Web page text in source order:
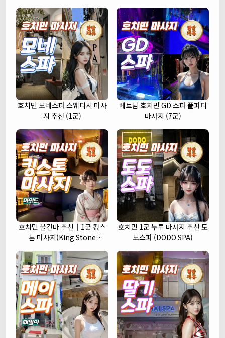
호치민 모네스파 스웨디시 마사
지 추천 (1군)
베트남 호치민 GD 스파 풀파티
마사지 (7군)
호치민 불건마 추천｜1군 킹스
톤 마사지(King Stone
호치민 1군 누루 마사지 추천 도
도스파 (DODO SPA)